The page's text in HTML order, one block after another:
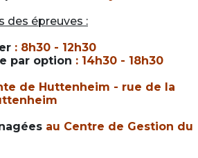
des épreuves :
: 8h30 - 12h30
par option : 14h30 - 18h30
de Huttenheim - rue de la
au Centre de Gestion du